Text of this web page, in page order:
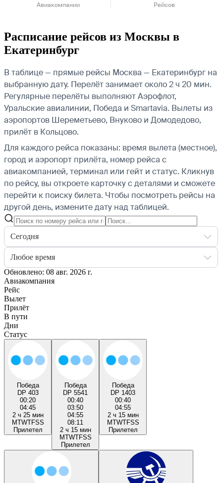
Авиакомпании Рейсов
Расписание рейсов из Москвы в
Екатеринбург
В таблице — прямые рейсы Москва — Екатеринбург на
выбранную дату. Перелёт занимает около 2 ч 20 мин.
Регулярные перелёты выполняют Аэрофлот,
Уральские авиалинии, Победа и Smartavia. Вылеты из
аэропортов Шереметьево, Внуково и Домодедово,
прилёт в Кольцово.
Для каждого рейса показаны: время вылета (местное),
город и аэропорт прилёта, номер рейса с
авиакомпанией, терминал или гейт и статус. Кликнув
по рейсу, вы откроете карточку с деталями и сможете
перейти к поиску билета. Чтобы посмотреть рейсы на
другой день, измените дату над таблицей.
Сегодня
Любое время
Обновлено: 08 авг. 2026 г.
Авиакомпания
Рейс
Вылет
Прилёт
В пути
Дни
Статус
Победа
DP 403
00:20
04:45
2 ч 25 мин
MTWTFSS
Прилетел
Победа
DP 5541
00:40
03:50
04:55
08:11
2 ч 15 мин
MTWTFSS
Прилетел
Победа
DP 1403
00:40
04:55
2 ч 15 мин
MTWTFSS
Прилетел